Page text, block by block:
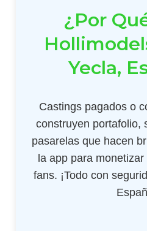
¿Por
Yecla,
Castings pagados o
construyen portafolio,
pasarelas que hacen
la app para
fans. ¡Todo con